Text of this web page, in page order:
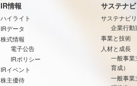
IR情報
ハイライト
IRデータ
株式情報
電子公告
IRポリシー
IRイベント
株主優待
サステナ
サステナビ
企業行動
事業と技術
人材と成長
一般事業
育成）
一般事業